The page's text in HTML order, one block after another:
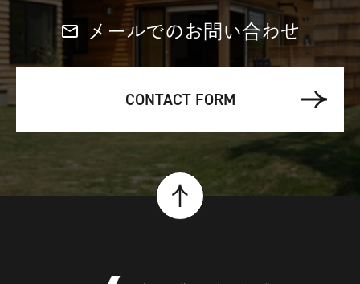
メールでのお問い合わせ
CONTACT FORM